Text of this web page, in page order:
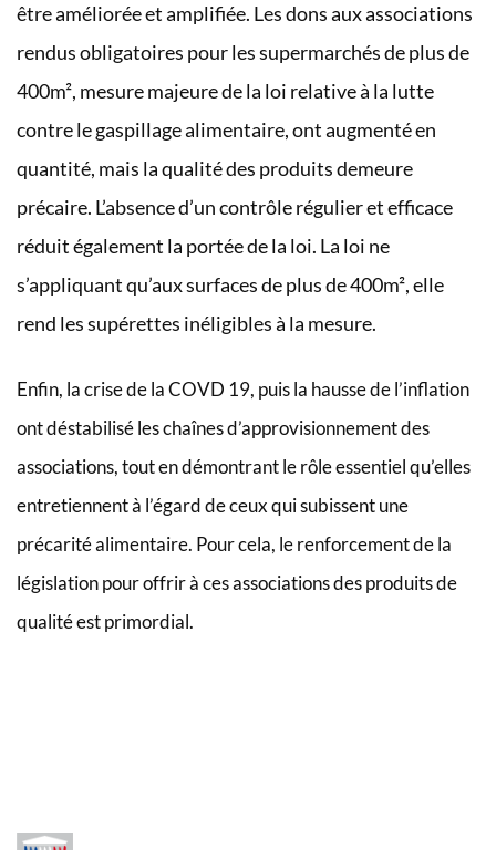
être améliorée et amplifiée. Les dons aux associations
rendus obligatoires pour les supermarchés de plus de
400m², mesure majeure de la loi relative à la lutte
contre le gaspillage alimentaire, ont augmenté en
quantité, mais la qualité des produits demeure
précaire. L’absence d’un contrôle régulier et efficace
réduit également la portée de la loi. La loi ne
s’appliquant qu’aux surfaces de plus de 400m², elle
rend les supérettes inéligibles à la mesure.
Enfin, la crise de la COVD 19, puis la hausse de l’inflation
ont déstabilisé les chaînes d’approvisionnement des
associations, tout en démontrant le rôle essentiel qu’elles
entretiennent à l’égard de ceux qui subissent une
précarité alimentaire. Pour cela, le renforcement de la
législation pour offrir à ces associations des produits de
qualité est primordial.